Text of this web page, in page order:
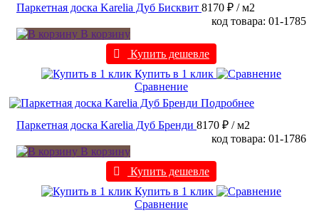
Паркетная доска Karelia Дуб Бисквит 8170 ₽ / м2
код товара: 01-1785
В корзину
Купить дешевле
Купить в 1 клик
Сравнение
Подробнее
Паркетная доска Karelia Дуб Бренди 8170 ₽ / м2
код товара: 01-1786
В корзину
Купить дешевле
Купить в 1 клик
Сравнение